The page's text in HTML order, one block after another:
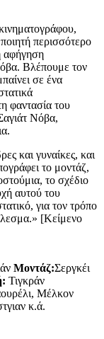
περισσότερο
αφήγηση
Βλέπουμε τον
σε ένα
φαντασία του
Νόβα,
και γυναίκες, και
το μοντάζ,
το σχέδιο
αυτού του
για τον τρόπο
[Κείμενο
Μοντάζ:Σεργκέι
Τιγκράν
Μέλκον
κ.ά.